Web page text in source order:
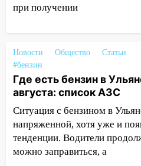
12:34 На Ульяновскую
надвигается
12:31
Ульяновец
из Европы и потерял
12:20 В
столкнулись «Лада» и
пострадал 14-летний
12:00 Где есть
августа: список АЗС
при получении
Новости Общество
Статьи
#бензин
Где есть бензин в
августа: список АЗС
Ситуация с бензином в
напряженной, хотя уже и
тенденции. Водители
можно заправиться, а